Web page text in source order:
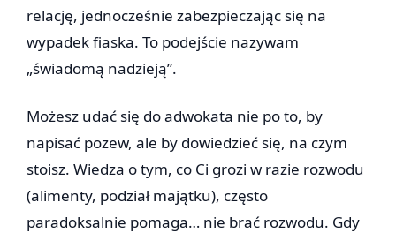
relację, jednocześnie zabezpieczając się na
wypadek fiaska. To podejście nazywam
„świadomą nadzieją”.
Możesz udać się do adwokata nie po to, by
napisać pozew, ale by dowiedzieć się, na czym
stoisz. Wiedza o tym, co Ci grozi w razie rozwodu
(alimenty, podział majątku), często
paradoksalnie pomaga… nie brać rozwodu. Gdy